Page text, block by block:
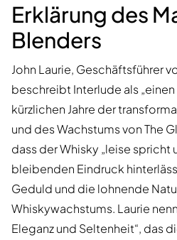
Erklärung des
Blenders
John Laurie, Geschäftsführer
beschreibt Interlude als
kürzlichen Jahre der
und des Wachstums von The
dass der Whisky „leise spricht
bleibenden Eindruck
Geduld und die lohnende
Whiskywachstums. Laurie
Eleganz und Seltenheit“, das